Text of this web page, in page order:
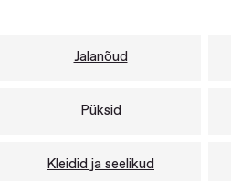
Jalanõud
Püksid
Kleidid ja seelikud